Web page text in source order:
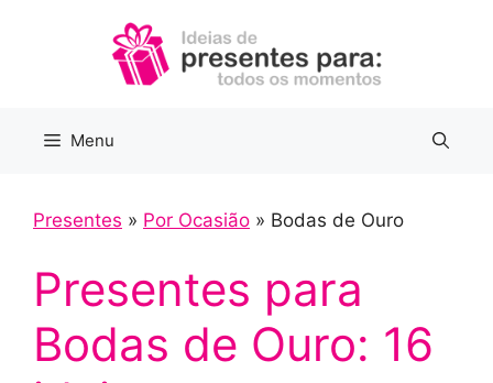
Menu
Presentes » Por Ocasião » Bodas de Ouro
Presentes para
Bodas de Ouro: 16